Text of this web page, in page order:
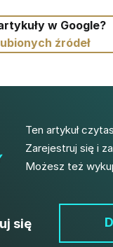
w Google?
źródeł
Ten artykuł
Zarejestruj się i
Możesz też
się